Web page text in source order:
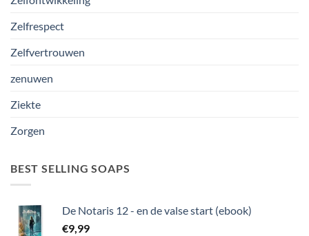
Zelfrespect
Zelfvertrouwen
zenuwen
Ziekte
Zorgen
BEST SELLING SOAPS
De Notaris 12 - en de valse start (ebook)
€9,99